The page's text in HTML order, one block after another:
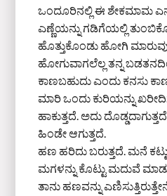
ಒಂದೂರಿನಲ್ಲಿ ಈ ಶೇಕಮಾಮ
ಎಣ್ಣೆಯನ್ನು ಗಡಿಗೆಯಲ್ಲಿ
ಹೊತ್ತುಕೊಂಡು ಹೋಗಿ
ಹೋಗುವಾಗಲೆಲ್ಲ ತನ್ನ
ಕಾಣಬಹುದು ಎಂದು ಕನಸು
ಮಾರಿ ಒಂದು ಕುರಿಯನ್ನು
ಹಾಕುತ್ತದೆ. ಅದು
ಹಿಂಡೇ ಆಗುತ್ತದೆ.
ಹಣ ಹರಿದು ಬರುತ್ತದೆ. ಮನೆ
ಮಗಳನ್ನು ಕೊಟ್ಟು ಮದುವೆ
ತಾನು ಹಣವನ್ನು